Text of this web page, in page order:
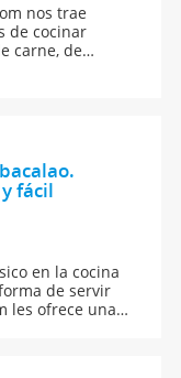
nos trae
de cocinar
carne, de
de la abuela. Te
sanas y
fácil
en la cocina
de servir
les ofrece una